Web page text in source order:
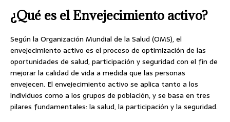
¿Qué es el Envejecimiento activo?
Según la Organización Mundial de la Salud (OMS), el
envejecimiento activo es el proceso de optimización de las
oportunidades de salud, participación y seguridad con el fin de
mejorar la calidad de vida a medida que las personas
envejecen. El envejecimiento activo se aplica tanto a los
individuos como a los grupos de población, y se basa en tres
pilares fundamentales: la salud, la participación y la seguridad.